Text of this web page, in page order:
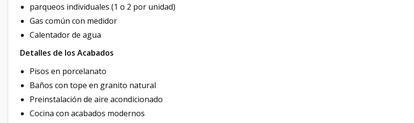
parqueos individuales (1 o 2 por unidad)
Gas común con medidor
Calentador de agua
Detalles de los Acabados
Pisos en porcelanato
Baños con tope en granito natural
Preinstalación de aire acondicionado
Cocina con acabados modernos